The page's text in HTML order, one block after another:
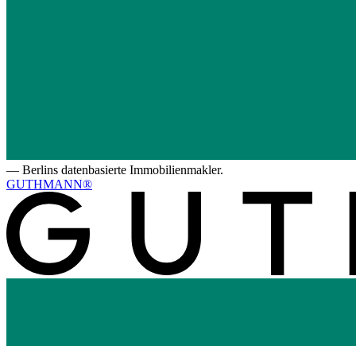
— Berlins datenbasierte Immobilienmakler.
GUTHMANN®